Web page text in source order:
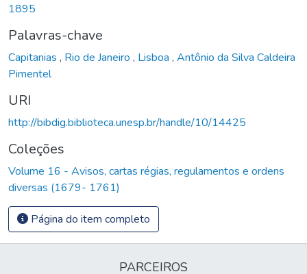
1895
Palavras-chave
Capitanias , Rio de Janeiro , Lisboa , Antônio da Silva Caldeira
Pimentel
URI
http://bibdig.biblioteca.unesp.br/handle/10/14425
Coleções
Volume 16 - Avisos, cartas régias, regulamentos e ordens
diversas (1679- 1761)
Página do item completo
PARCEIROS